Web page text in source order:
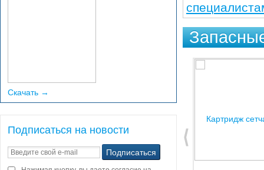
Скачать →
Подписаться на новости